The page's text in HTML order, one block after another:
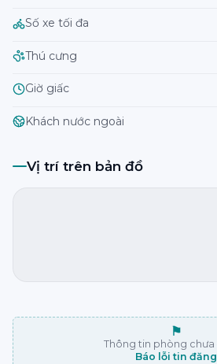
Số xe tối đa
Thú cưng
Giờ giấc
Khách nước ngoài
Vị trí trên bản đồ
⚑
Thông tin phòng chưa
Báo lỗi tin đăng